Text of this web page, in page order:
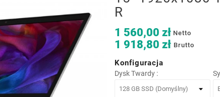
R
1 560,00 zł Netto
1 918,80 zł Brutto
Konfiguracja
Dysk Twardy :